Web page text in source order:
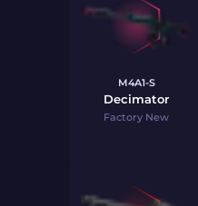
M4A1-S
Decimator
Factory New